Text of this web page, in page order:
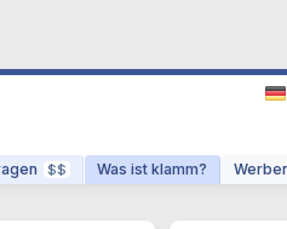
$$ Was ist klamm?